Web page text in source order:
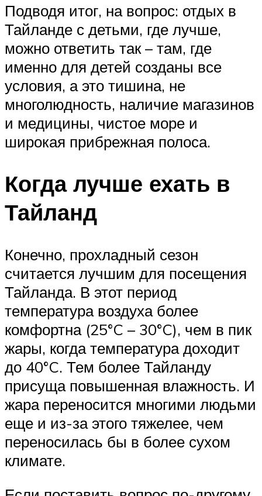
Подводя итог, на вопрос: отдых в
Тайланде с детьми, где лучше,
можно ответить так – там, где
именно для детей созданы все
условия, а это тишина, не
многолюдность, наличие магазинов
и медицины, чистое море и
широкая прибрежная полоса.
Когда лучше ехать в
Тайланд
Конечно, прохладный сезон
считается лучшим для посещения
Тайланда. В этот период
температура воздуха более
комфортна (25°C – 30°C), чем в пик
жары, когда температура доходит
до 40°C. Тем более Тайланду
присуща повышенная влажность. И
жара переносится многими людьми
еще и из-за этого тяжелее, чем
переносилась бы в более сухом
климате.